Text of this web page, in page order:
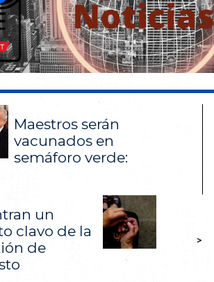
Maestros serán
vacunados en
semáforo verde:
un
clavo de la
de
>